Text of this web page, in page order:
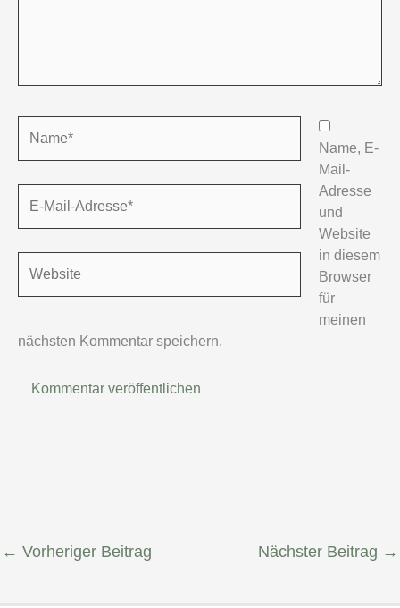
Mail-
Name, E-
Mail-
Adresse
und
Website
in diesem
Browser
für
meinen
nächsten Kommentar speichern.
← Vorheriger Beitrag Nächster Beitrag →